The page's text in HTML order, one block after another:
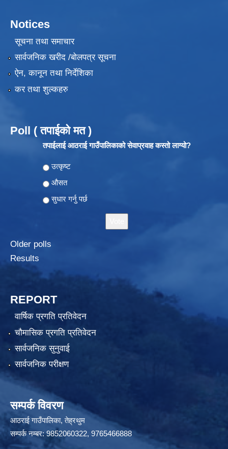
Notices
सूचना तथा समाचार
सार्वजनिक खरीद /बोलपत्र सूचना
ऐन, कानून तथा निर्देशिका
कर तथा शुल्कहरु
Poll ( तपाईको मत )
तपाईलाई आठराई गाउँपालिकाको सेवाप्रवाह कस्तो लाग्यो?
Choices
उत्कृष्ट
औसत
सुधार गर्नु पर्छ
Older polls
Results
REPORT
वार्षिक प्रगति प्रतिवेदन
चौमासिक प्रगति प्रतिवेदन
सार्वजनिक सुनुवाई
सार्वजनिक परीक्षण
सम्पर्क विवरण
आठराई गाउँपालिका, तेह्रथुम
सम्पर्क नम्बर: 9852060322, 9765466888